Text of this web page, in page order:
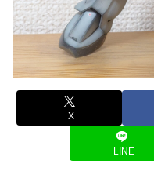
X
LINE